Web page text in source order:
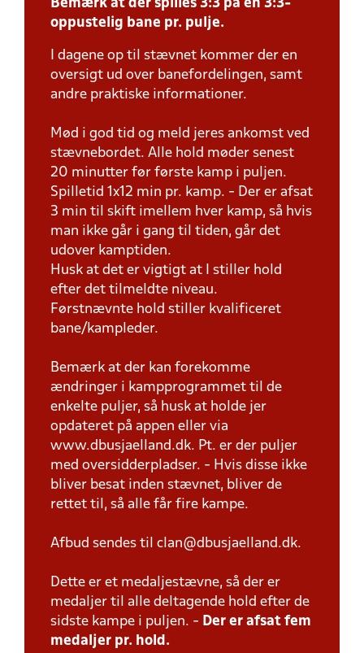
Bemærk at der spilles 3:3 på én 3:3-
oppustelig bane pr. pulje.
I dagene op til stævnet kommer der en
oversigt ud over banefordelingen, samt
andre praktiske informationer.
Mød i god tid og meld jeres ankomst ved
stævnebordet. Alle hold møder senest
20 minutter før første kamp i puljen.
Spilletid 1x12 min pr. kamp. - Der er afsat
3 min til skift imellem hver kamp, så hvis
man ikke går i gang til tiden, går det
udover kamptiden.
Husk at det er vigtigt at I stiller hold
efter det tilmeldte niveau.
Førstnævnte hold stiller kvalificeret
bane/kampleder.
Bemærk at der kan forekomme
ændringer i kampprogrammet til de
enkelte puljer, så husk at holde jer
opdateret på appen eller via
www.dbusjaelland.dk. Pt. er der puljer
med oversidderpladser. - Hvis disse ikke
bliver besat inden stævnet, bliver de
rettet til, så alle får fire kampe.
Afbud sendes til clan@dbusjaelland.dk.
Dette er et medaljestævne, så der er
medaljer til alle deltagende hold efter de
sidste kampe i puljen. - Der er afsat fem
medaljer pr. hold.